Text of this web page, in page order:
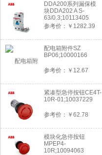
DDA200系列漏保模
块DDA202 A S-
63/0.3;10113405
参考价：￥1282.39
配电箱附件SZ
BP06;10000166
参考价：￥12.67
紧凑型急停按钮CE4T-
10R-01;10037229
参考价：￥62.78
模块化急停按钮
MPEP4-
10R;10094063